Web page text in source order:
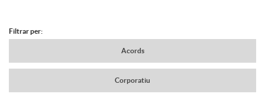
d
N
Filtrar per:
Acords
Corporatiu